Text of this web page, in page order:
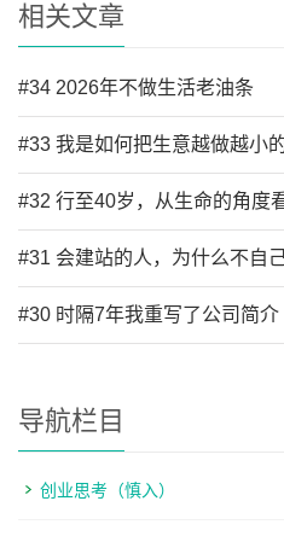
相关文章
#34 2026年不做生活老油条
#33 我是如何把生意越做越小
#32 行至40岁，从生命的角度
#31 会建站的人，为什么不自
#30 时隔7年我重写了公司简介
导航栏目
创业思考（慎入）